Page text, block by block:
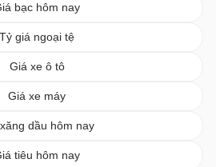
bạc hôm nay
Tỷ giá ngoại tệ
Giá xe ô tô
Giá xe máy
dầu hôm nay
tiêu hôm nay